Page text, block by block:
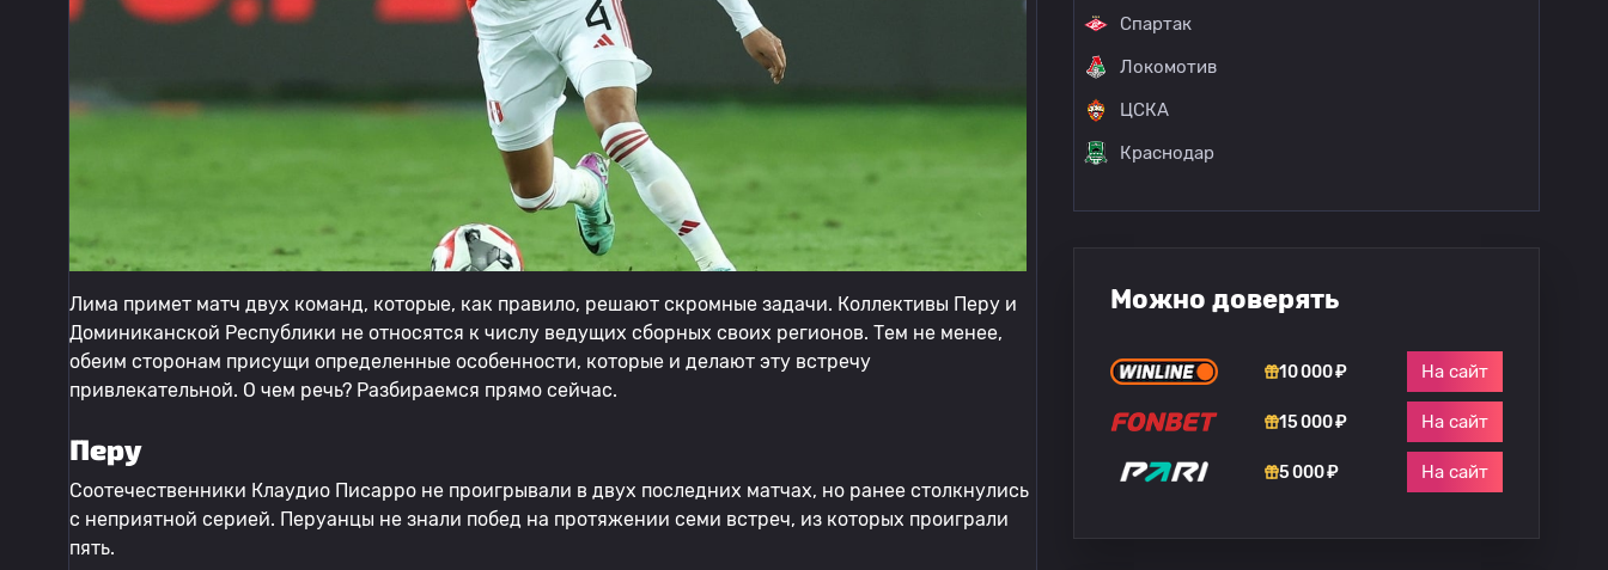
Лима примет матч двух команд, которые, как правило, решают скромные задачи. Коллективы Перу и
Доминиканской Республики не относятся к числу ведущих сборных своих регионов. Тем не менее,
обеим сторонам присущи определенные особенности, которые и делают эту встречу
привлекательной. О чем речь? Разбираемся прямо сейчас.
Перу
Соотечественники Клаудио Писарро не проигрывали в двух последних матчах, но ранее столкнулись
с неприятной серией. Перуанцы не знали побед на протяжении семи встреч, из которых проиграли
пять.
Спартак
Локомотив
ЦСКА
Краснодар
Можно доверять
10 000 ₽ На сайт
15 000 ₽ На сайт
5 000 ₽ На сайт